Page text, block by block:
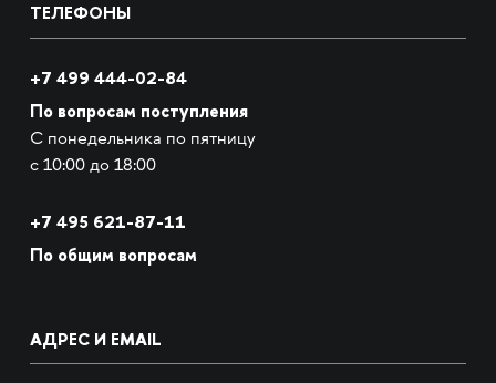
ТЕЛЕФОНЫ
+7 499 444-02-84
По вопросам поступления
С понедельника по пятницу
с 10:00 до 18:00
+7 495 621-87-11
По общим вопросам
АДРЕС И EMAIL